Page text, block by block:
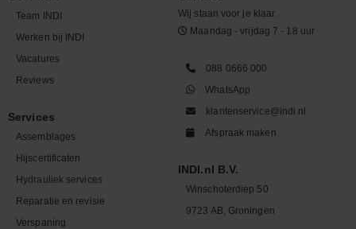
Team INDI
Werken bij INDI
Vacatures
Reviews
Services
Assemblages
Hijscertificaten
Hydrauliek services
Reparatie en revisie
Verspaning
Wij staan voor je klaar.
Maandag - vrijdag 7 - 18 uur
088 0666 000
WhatsApp
klantenservice@indi.nl
Afspraak maken
INDI.nl B.V.
Winschoterdiep 50
9723 AB, Groningen